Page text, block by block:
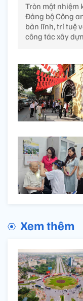
Tròn một nhiệm
Đảng bộ Công
bản lĩnh, trí tuệ
công tác xây
Xem thêm